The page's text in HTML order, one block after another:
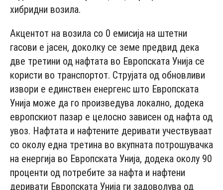
хибридни возила.
Акцентот на возила со 0 емисија на штетни
гасови е јасен, доколку се земе предвид дека
две третини од нафтата во Европската Унија се
користи во транспортот. Струјата од обновливи
извори е единствен енергенс што Европската
Унија може да го произведува локално, додека
европскиот пазар е целосно зависен од нафта од
увоз. Нафтата и нафтените деривати учествуваат
со околу една третина во вкупната потрошувачка
на енергија во Европската Унија, додека околу 90
проценти од потребите за нафта и нафтени
деривати Европската Унија ги задоволува од